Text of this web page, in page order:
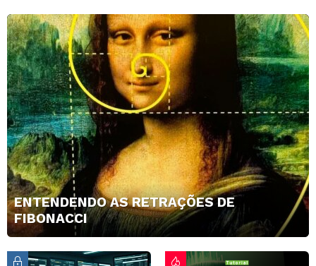
ENTENDENDO AS RETRAÇÕES DE
FIBONACCI